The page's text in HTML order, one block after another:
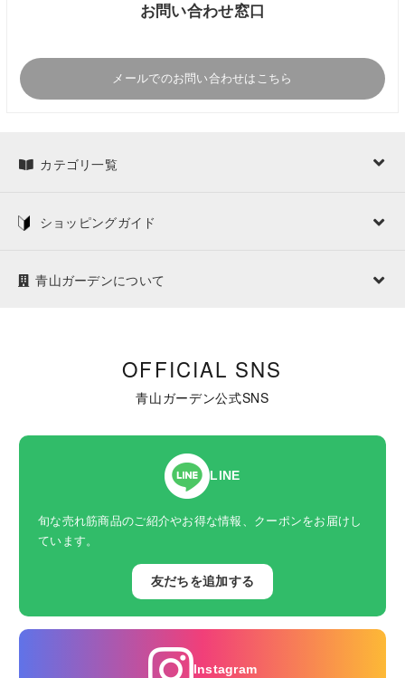
お問い合わせ窓口
メールでのお問い合わせはこちら
カテゴリ一覧
ショッピングガイド
青山ガーデンについて
OFFICIAL SNS
青山ガーデン公式SNS
LINE
旬な売れ筋商品のご紹介やお得な情報、クーポンをお届けし
ています。
友だちを追加する
Instagram